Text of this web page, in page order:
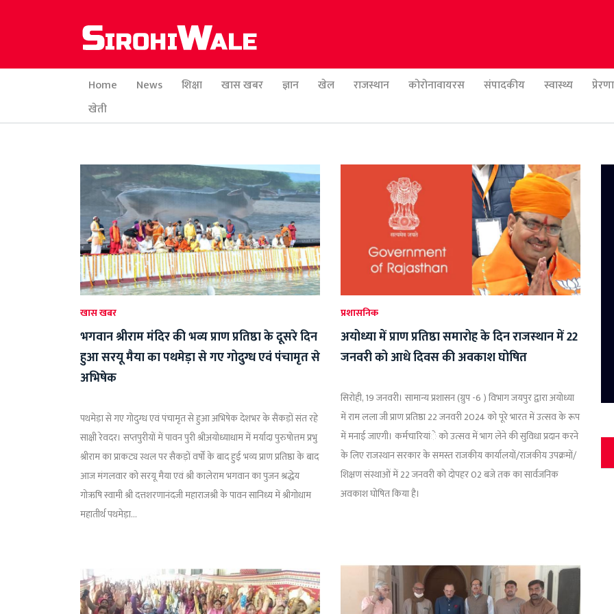
Home News शिक्षा खास खबर ज्ञान खेल राजस्थान कोरोनावायरस संपादकीय स्वास्थ्य
खेती
खास खबर
भगवान श्रीराम मंदिर की भव्य प्राण प्रतिष्ठा के दूसरे दिन
हुआ सरयू मैया का पथमेड़ा से गए गोदुग्ध एवं पंचामृत से
अभिषेक
पथमेड़ा से गए गोदुग्ध एवं पंचामृत से हुआ अभिषेक देशभर के सैंकड़ों संत रहे
साक्षी रेवदर। सप्तपुरीयों में पावन पुरी श्रीअयोध्याधाम में मर्यादा पुरुषोत्तम प्रभु
श्रीराम का प्राकट्य स्थल पर सैकड़ों वर्षों के बाद हुई भव्य प्राण प्रतिष्ठा के बाद
आज मंगलवार को सरयू मैया एवं श्री कालेराम भगवान का पुजन श्रद्धेय
गोऋषि स्वामी श्री दत्तशरणानंदजी महाराजश्री के पावन सानिध्य में श्रीगोधाम
महातीर्थ पथमेड़ा...
प्रशासनिक
अयोध्या में प्राण प्रतिष्ठा समारोह के दिन राजस्‍थान में 22
जनवरी को आधे दिवस की अवकाश घोषित
सिरोही, 19 जनवरी। सामान्य प्रशासन (ग्रुप -6 ) विभाग जयपुर द्वारा अयोध्या
में राम लला जी प्राण प्रतिष्ठा 22 जनवरी 2024 को पूरे भारत में उत्सव के रूप
में मनाई जाएगी। कर्मचारियांे को उत्सव में भाग लेने की सुविधा प्रदान करने
के लिए राजस्थान सरकार के समस्त राजकीय कार्यालयों/राजकीय उपक्रमों/
शिक्षण संस्थाओं में 22 जनवरी को दोपहर 02 बजे तक का सार्वजनिक
अवकाश घोषित किया है।